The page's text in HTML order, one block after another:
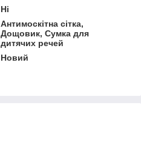
Ні
Антимоскітна сітка,
Дощовик, Сумка для
дитячих речей
Новий